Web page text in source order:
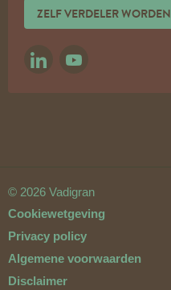
ZELF VERDELER WORDEN
LINKEDINYOUTUBE
© 2026 Vadigran
Cookiewetgeving
Privacy policy
Algemene voorwaarden
Disclaimer